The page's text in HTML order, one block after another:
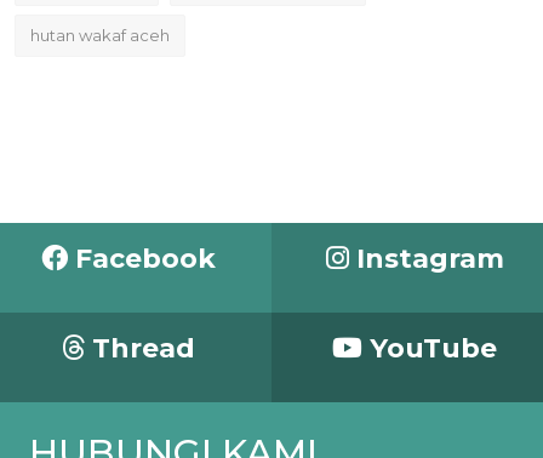
hutan wakaf aceh
Facebook Instagram
Thread YouTube